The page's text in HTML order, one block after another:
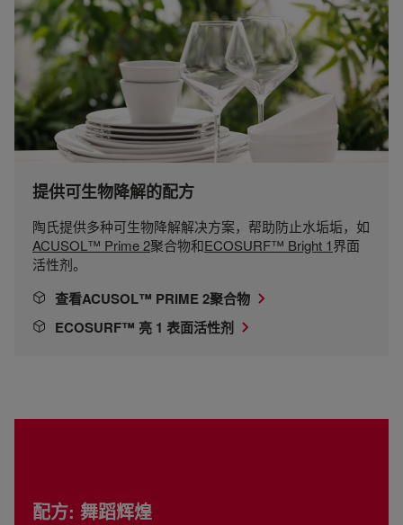
提供可生物降解的配方
陶氏提供多种可生物降解解决方案，帮助防止水垢垢，如
ACUSOL™ Prime 2聚合物和ECOSURF™ Bright 1界面
活性剂。
查看ACUSOL™ PRIME 2聚合物
ECOSURF™ 亮 1 表面活性剂
配方: 舞蹈辉煌